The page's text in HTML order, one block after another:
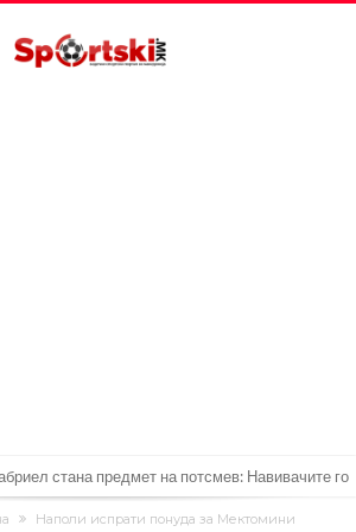
стана предмет на потсмев: Навивачите го
и направија хит (Фото)
го запали интернетот: Познатиот тешкаш го
Наполи испрати понуда за Мектомини